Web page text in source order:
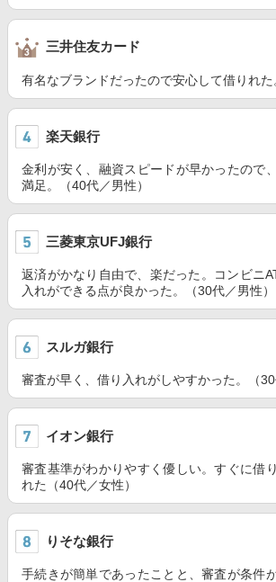
三井住友カード
有名なブランドだったので安心して借りれた
楽天銀行
金利が安く、融資スピードが早かったので
満足。（40代／男性）
三菱東京UFJ銀行
返済がかなり自由で、楽だった。コンビニ
入れができる点が良かった。（30代／男性）
スルガ銀行
審査が早く、借り入れがしやすかった。（30
イオン銀行
審査基準がわかりやすく優しい。すぐに借
れた（40代／女性）
りそな銀行
手続きが簡単であったことと、審査が条件